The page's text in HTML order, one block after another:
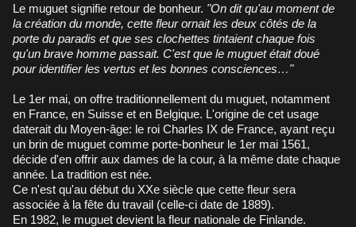
Le muguet signifie retour de bonheur. "On dit qu'au moment de
la création du monde, cette fleur ornait les deux côtés de la
porte du paradis et que ses clochettes tintaient chaque fois
qu'un brave homme passait. C'est que le muguet était doué
pour identifier les vertus et les bonnes consciences…"
Le 1er mai, on offre traditionnellement du muguet, notamment
en France, en Suisse et en Belgique. L'origine de cet usage
daterait du Moyen-âge: le roi Charles IX de France, ayant reçu
un brin de muguet comme porte-bonheur le 1er mai 1561,
décide d'en offrir aux dames de la cour, à la même date chaque
année. La tradition est née.
Ce n'est qu'au début du XXe siècle que cette fleur sera
associée à la fête du travail (celle-ci date de 1889).
En 1982, le muguet devient la fleur nationale de Finlande.